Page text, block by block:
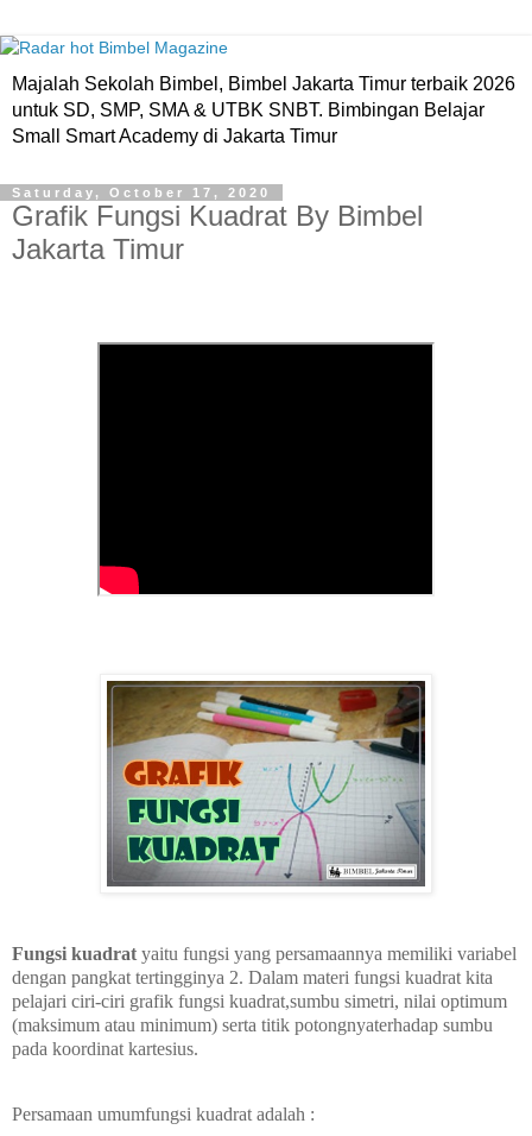
Majalah Sekolah Bimbel, Bimbel Jakarta Timur terbaik 2026
untuk SD, SMP, SMA & UTBK SNBT. Bimbingan Belajar
Small Smart Academy di Jakarta Timur
Saturday, October 17, 2020
Grafik Fungsi Kuadrat By Bimbel
Jakarta Timur
Fungsi kuadrat yaitu fungsi yang persamaannya memiliki variabel
dengan pangkat tertingginya 2. Dalam materi fungsi kuadrat kita
pelajari ciri-ciri grafik fungsi kuadrat,sumbu simetri, nilai optimum
(maksimum atau minimum) serta titik potongnyaterhadap sumbu
pada koordinat kartesius.
Persamaan umumfungsi kuadrat adalah :